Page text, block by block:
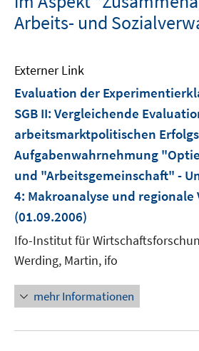
Arbeits- und
Externer Link
Evaluation der
SGB II: Vergleichende
arbeitsmarktpolitischen
Aufgabenwahrnehmung
und "Arbeitsgemeinschaft" -
4: Makroanalyse und regionale
(01.09.2006)
Ifo-Institut für
Werding, Martin, ifo
mehr Informationen